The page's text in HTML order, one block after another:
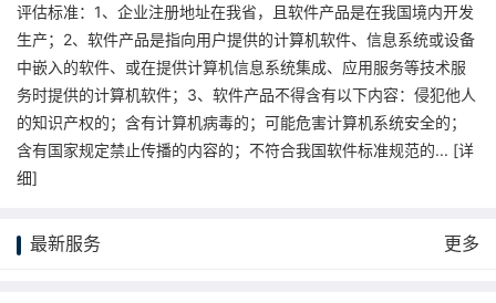
评估标准：1、企业注册地址在我省，且软件产品是在我国境内开发
生产；2、软件产品是指向用户提供的计算机软件、信息系统或设备
中嵌入的软件、或在提供计算机信息系统集成、应用服务等技术服
务时提供的计算机软件；3、软件产品不得含有以下内容：侵犯他人
的知识产权的；含有计算机病毒的；可能危害计算机系统安全的；
含有国家规定禁止传播的内容的；不符合我国软件标准规范的... [详
细]
最新服务 更多